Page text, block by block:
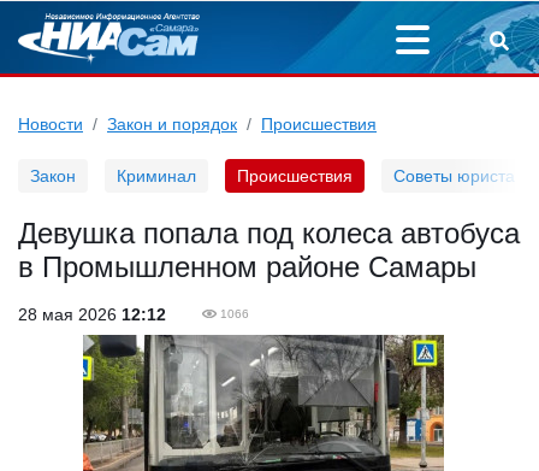
Новости Закон и порядок Происшествия
Закон Криминал Происшествия Советы юриста
Девушка попала под колеса автобуса
в Промышленном районе Самары
28 мая 2026 12:12 1066